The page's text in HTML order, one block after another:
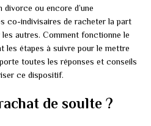
divorce ou encore d’une
co-indivisaires de racheter la part
les autres. Comment fonctionne le
les étapes à suivre pour le mettre
toutes les réponses et conseils
ce dispositif.
de soulte ?